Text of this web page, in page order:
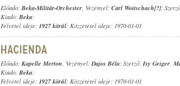
Előadó: Beka-Militär-Orchester, Vezényel: Carl Woitschach[?];
Kiadó: Beka;
Felvétel ideje: 1927 körül; Közzététel ideje: 1970-01-01
Előadó: Kapelle Merton, Vezényel:Dajos Béla; Szerző: Isy Geiger,
Kiadó: Beka;
Felvétel ideje: 1927 körül; Közzététel ideje: 1970-01-01